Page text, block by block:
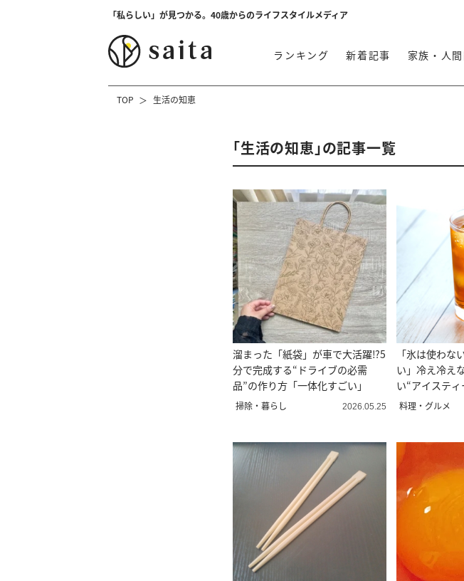
「私らしい」が見つかる。40歳からのライフスタイルメディア
ランキング 新着記事 家族・人
TOP 生活の知恵
「生活の知恵」の記事一覧
溜まった「紙袋」が車で大活躍⁉︎5
分で完成する“ドライブの必需
品”の作り方「一体化すごい」
掃除・暮らし 2026.05.25
「氷は使わな
い」冷え冷え
い“アイステ
ザ
料理・グルメ